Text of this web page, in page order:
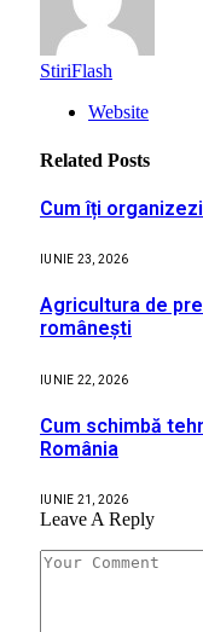
StiriFlash
Website
Related Posts
Cum îți
IUNIE 23, 2026
Agricultura de
românești
IUNIE 22, 2026
Cum schimbă
România
IUNIE 21, 2026
Leave A Reply